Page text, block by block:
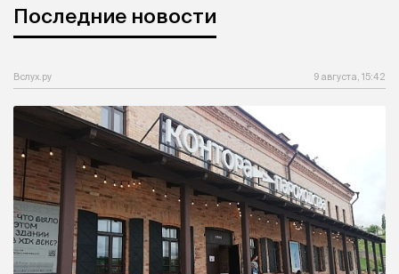
Последние новости
Вслух.ру 9 августа, 15:42